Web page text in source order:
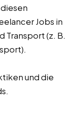
Jobs in
Transport (z. B.
und die